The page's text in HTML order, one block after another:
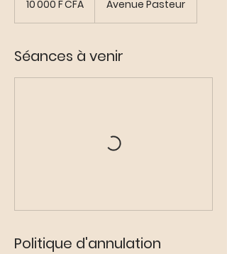
10 000 F CFA Avenue Pasteur
Séances à venir
Politique d'annulation